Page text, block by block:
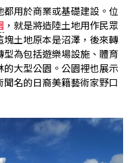
用於商業或基礎建設。位
，就是將造陸土地用作民眾
土地原本是沼澤，後來轉
為包括遊樂場設施、體育
大型公園。公園裡也展示
名的日裔美籍藝術家野口